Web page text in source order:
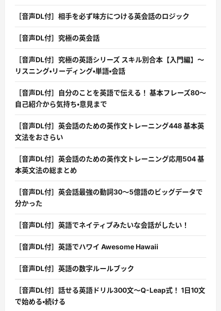
［音声DL付］相手を必ず味方につける英会話のロジック
［音声DL付］究極の英会話
［音声DL付］究極の英語シリーズ スキル別合本【入門編】〜
リスニング・リーディング・単語・会話
［音声DL付］自分のことを英語で伝える！ 基本フレーズ80〜
自己紹介から気持ち・意見まで
［音声DL付］英会話のための英作文トレーニング448 基本英
文法をおさらい
［音声DL付］英会話のための英作文トレーニング応用504 基
本英文法の総まとめ
［音声DL付］英会話最強の動詞30〜5億語のビッグデータで
分かった
［音声DL付］英語でネイティブみたいな会話がしたい！
［音声DL付］英語でハワイ Awesome Hawaii
［音声DL付］英語の数字ルールブック
［音声DL付］話せる英語ドリル300文〜Q-Leap式！ 1日10文
で始める・続ける